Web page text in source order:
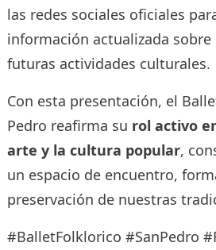
las redes sociales oficiales
información actualizada
futuras actividades culturales.
Con esta presentación, el
Pedro reafirma su rol activo
arte y la cultura popular,
un espacio de encuentro,
preservación de nuestras
#BalletFolklorico #SanPedro